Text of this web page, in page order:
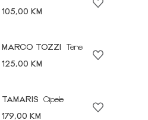
105,00 KM
MARCO TOZZI
Tene
125,00 KM
TAMARIS
Cipele
179,00 KM